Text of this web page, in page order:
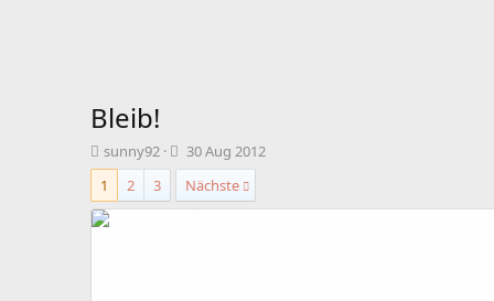
Bleib!
T
h
e
m
e
sunny92
B
e
g
i
30 Aug 2012
1
2 3 Nächste